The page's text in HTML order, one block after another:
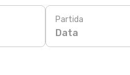
Partida
Data